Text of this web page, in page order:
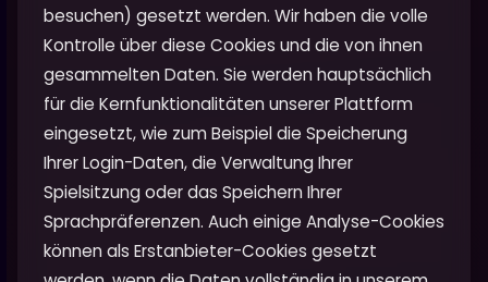
besuchen) gesetzt werden. Wir haben die volle
Kontrolle über diese Cookies und die von ihnen
gesammelten Daten. Sie werden hauptsächlich
für die Kernfunktionalitäten unserer Plattform
eingesetzt, wie zum Beispiel die Speicherung
Ihrer Login-Daten, die Verwaltung Ihrer
Spielsitzung oder das Speichern Ihrer
Sprachpräferenzen. Auch einige Analyse-Cookies
können als Erstanbieter-Cookies gesetzt